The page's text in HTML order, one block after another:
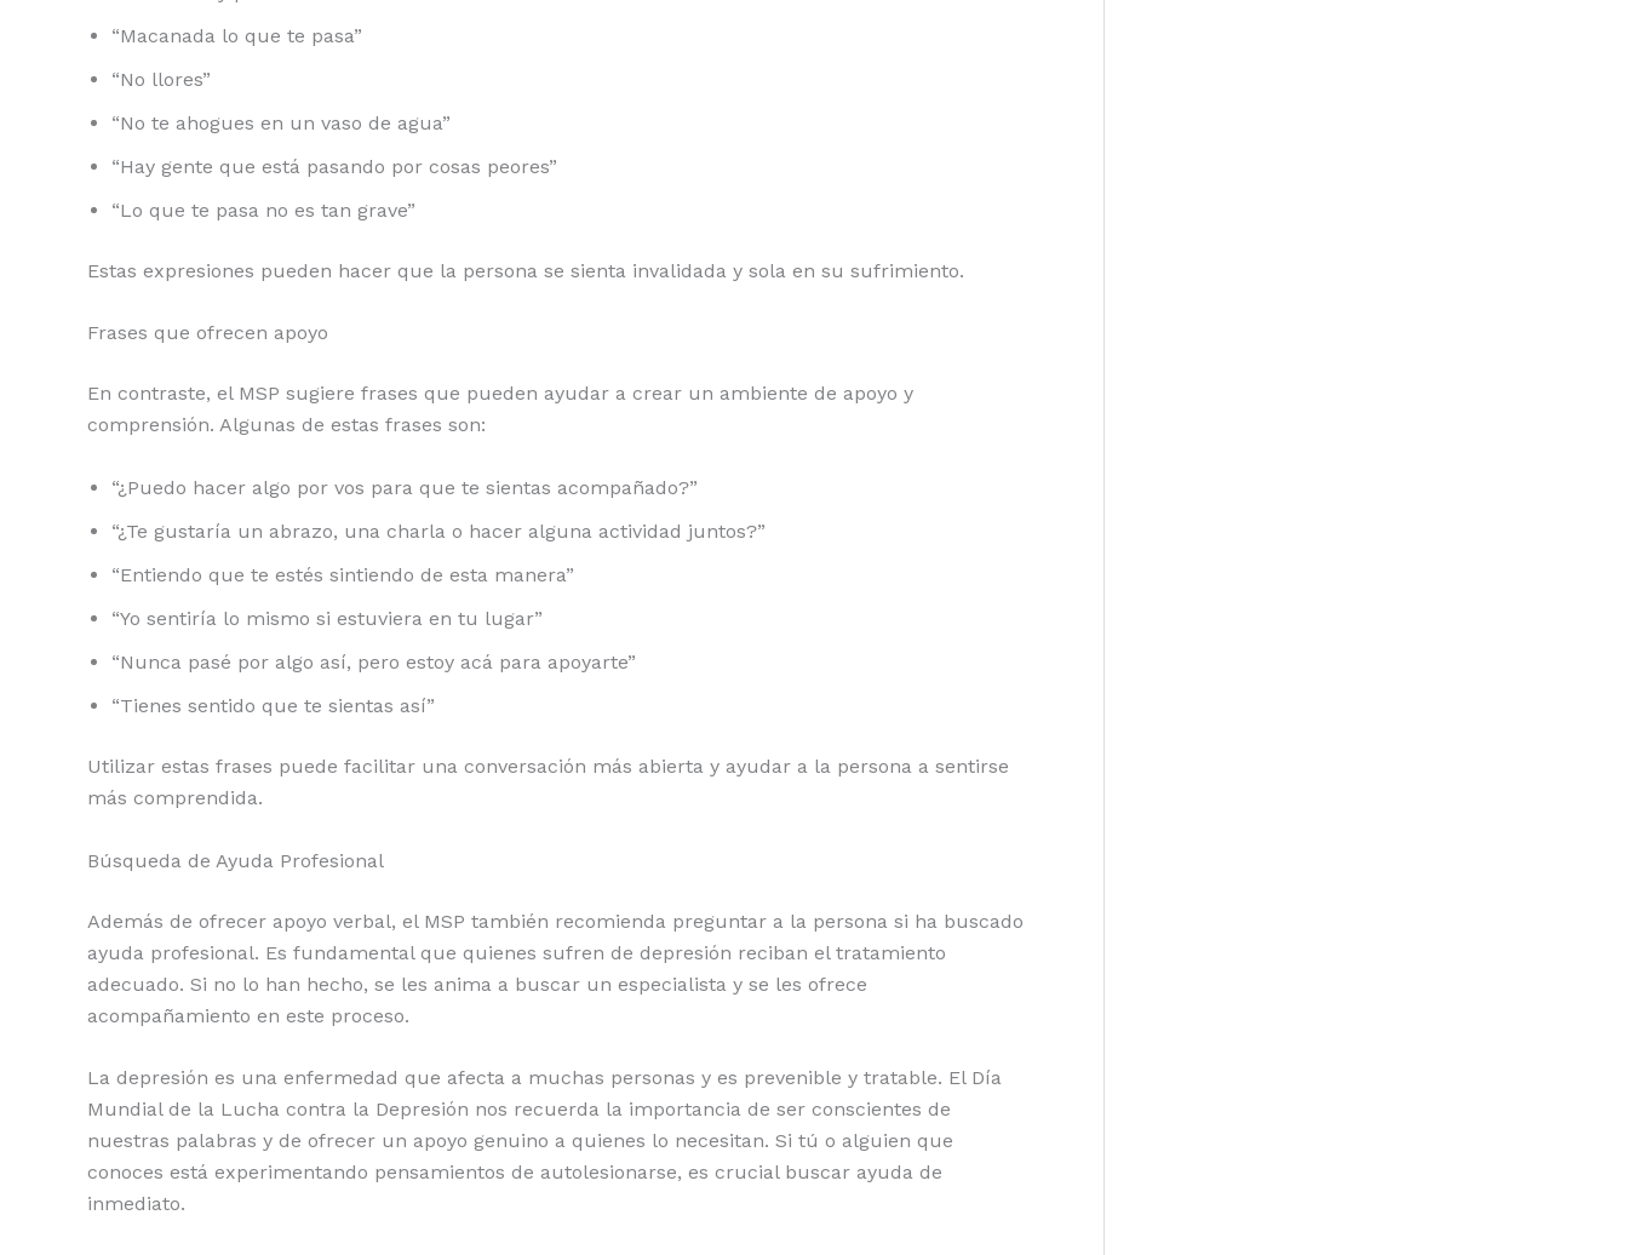
“Macanada lo que te pasa”
“No llores”
“No te ahogues en un vaso de agua”
“Hay gente que está pasando por cosas peores”
“Lo que te pasa no es tan grave”
Estas expresiones pueden hacer que la persona se sienta invalidada y sola en su sufrimiento.
Frases que ofrecen apoyo
En contraste, el MSP sugiere frases que pueden ayudar a crear un ambiente de apoyo y
comprensión. Algunas de estas frases son:
“¿Puedo hacer algo por vos para que te sientas acompañado?”
“¿Te gustaría un abrazo, una charla o hacer alguna actividad juntos?”
“Entiendo que te estés sintiendo de esta manera”
“Yo sentiría lo mismo si estuviera en tu lugar”
“Nunca pasé por algo así, pero estoy acá para apoyarte”
“Tienes sentido que te sientas así”
Utilizar estas frases puede facilitar una conversación más abierta y ayudar a la persona a sentirse
más comprendida.
Búsqueda de Ayuda Profesional
Además de ofrecer apoyo verbal, el MSP también recomienda preguntar a la persona si ha buscado
ayuda profesional. Es fundamental que quienes sufren de depresión reciban el tratamiento
adecuado. Si no lo han hecho, se les anima a buscar un especialista y se les ofrece
acompañamiento en este proceso.
La depresión es una enfermedad que afecta a muchas personas y es prevenible y tratable. El Día
Mundial de la Lucha contra la Depresión nos recuerda la importancia de ser conscientes de
nuestras palabras y de ofrecer un apoyo genuino a quienes lo necesitan. Si tú o alguien que
conoces está experimentando pensamientos de autolesionarse, es crucial buscar ayuda de
inmediato.